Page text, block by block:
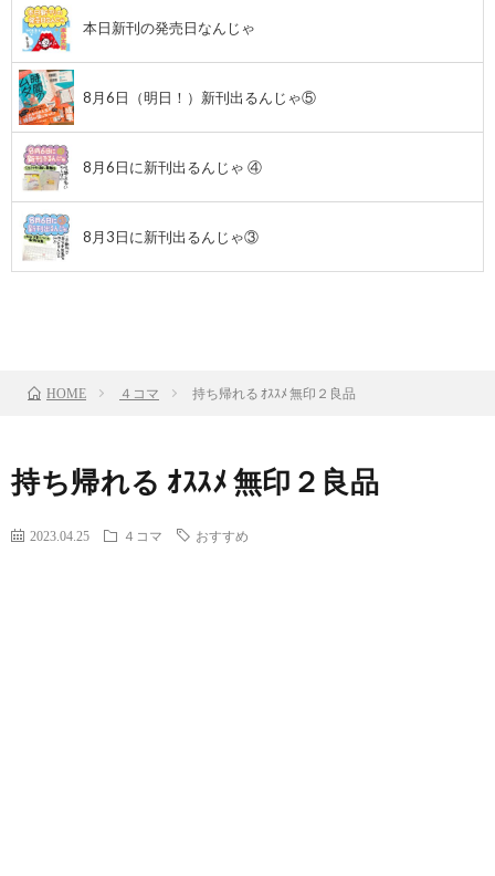
本日新刊の発売日なんじゃ
8月6日（明日！）新刊出るんじゃ⑤
8月6日に新刊出るんじゃ ④
8月3日に新刊出るんじゃ③
HOME ４コマ 持ち帰れる ｵｽｽﾒ 無印２良品
持ち帰れる ｵｽｽﾒ 無印２良品
2023.04.25 ４コマ おすすめ